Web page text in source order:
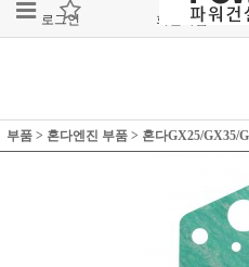
로그인 회원가입
부품 > 혼다엔진 부품 > 혼다GX25/GX35/